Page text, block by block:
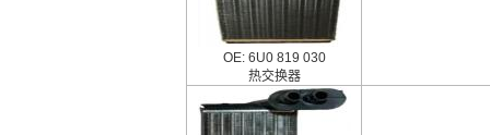
OE: 6U0 819 030
热交换器